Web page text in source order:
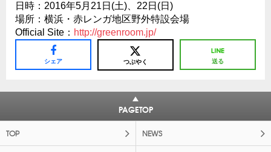
日時：2016年5月21日(土)、22日(日)
場所：横浜・赤レンガ地区野外特設会場
Official Site： http://greenroom.jp/
シェア つぶやく 送る
PAGETOP
TOP NEWS